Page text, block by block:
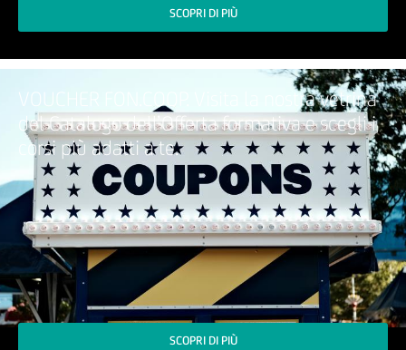
SCOPRI DI PIÙ
VOUCHER FON.COOP. Visita la nostra vetrina
del Catalogo dell’Offerta formativa e scegli i
corsi più adatti a te.
SCOPRI DI PIÙ